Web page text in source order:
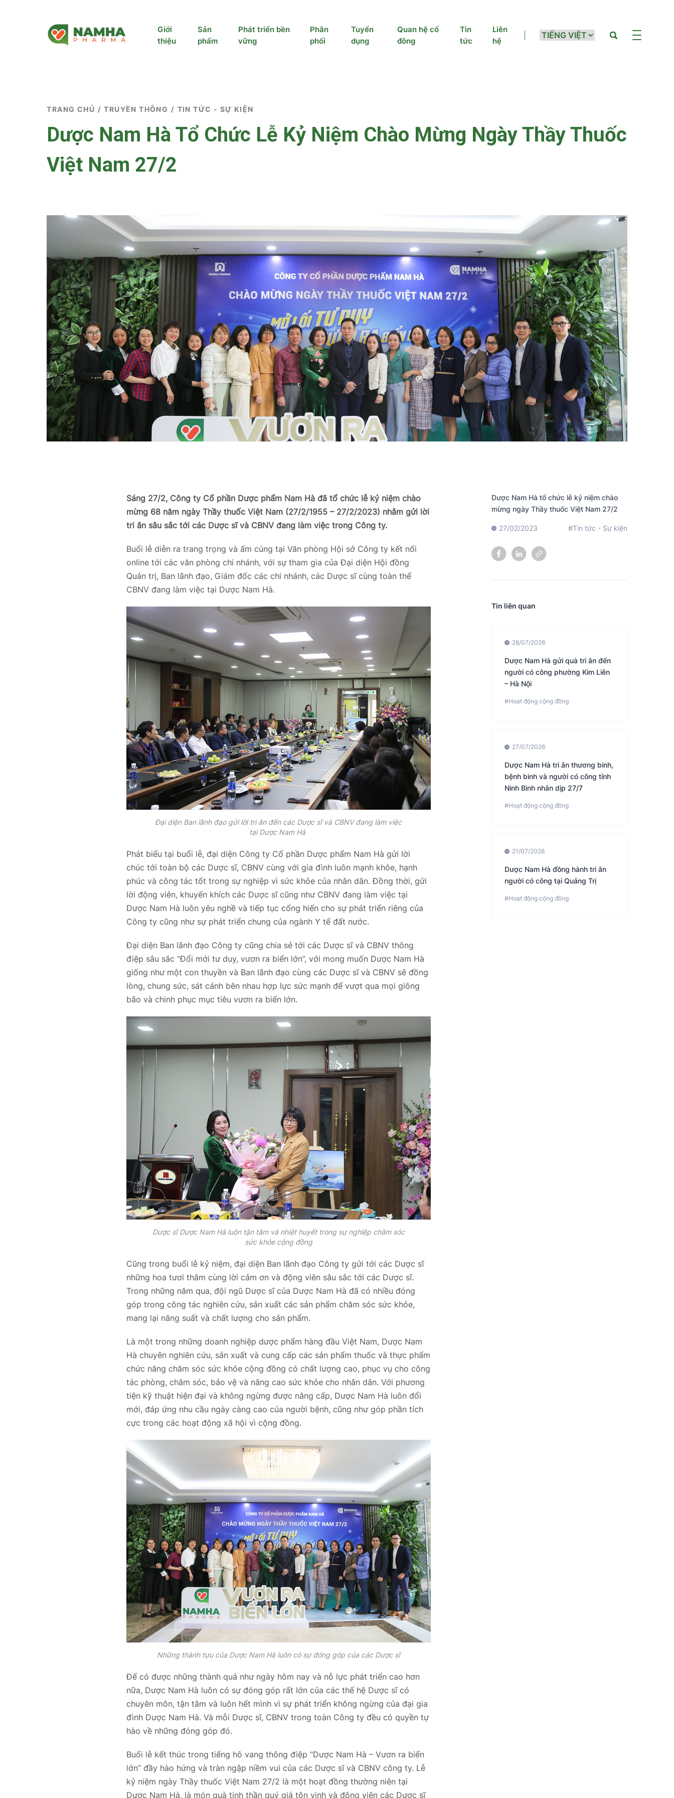
Giới
thiệu
Sản
phẩm
Phát triển bền
vững
Phân
phối
Tuyển
dụng
Quan hệ cổ
đông
Tin
tức
Liên
hệ
TRANG CHỦ / TRUYỀN THÔNG / TIN TỨC - SỰ KIỆN
Dược Nam Hà Tổ Chức Lễ Kỷ Niệm Chào Mừng Ngày Thầy Thuốc
Việt Nam 27/2
Sáng 27/2, Công ty Cổ phần Dược phẩm Nam Hà đã tổ chức lễ kỷ niệm chào
mừng 68 năm ngày Thầy thuốc Việt Nam (27/2/1955 – 27/2/2023) nhằm gửi lời
tri ân sâu sắc tới các Dược sĩ và CBNV đang làm việc trong Công ty.
Buổi lễ diễn ra trang trọng và ấm cúng tại Văn phòng Hội sở Công ty kết nối
online tới các văn phòng chi nhánh, với sự tham gia của Đại diện Hội đồng
Quản trị, Ban lãnh đạo, Giám đốc các chi nhánh, các Dược sĩ cùng toàn thể
CBNV đang làm việc tại Dược Nam Hà.
Đại diện Ban lãnh đạo gửi lời tri ân đến các Dược sĩ và CBNV đang làm việc
tại Dược Nam Hà
Phát biểu tại buổi lễ, đại diện Công ty Cổ phần Dược phẩm Nam Hà gửi lời
chúc tới toàn bộ các Dược sĩ, CBNV cùng với gia đình luôn mạnh khỏe, hạnh
phúc và công tác tốt trong sự nghiệp vì sức khỏe của nhân dân. Đồng thời, gửi
lời động viên, khuyến khích các Dược sĩ cũng như CBNV đang làm việc tại
Dược Nam Hà luôn yêu nghề và tiếp tục cống hiến cho sự phát triển riêng của
Công ty cũng như sự phát triển chung của ngành Y tế đất nước.
Đại diện Ban lãnh đạo Công ty cũng chia sẻ tới các Dược sĩ và CBNV thông
điệp sâu sắc “Đổi mới tư duy, vươn ra biển lớn”, với mong muốn Dược Nam Hà
giống như một con thuyền và Ban lãnh đạo cùng các Dược sĩ và CBNV sẽ đồng
lòng, chung sức, sát cánh bên nhau hợp lực sức mạnh để vượt qua mọi giông
bão và chinh phục mục tiêu vươn ra biển lớn.
Dược sĩ Dược Nam Hà luôn tận tâm và nhiệt huyết trong sự nghiệp chăm sóc
sức khỏe cộng đồng
Cũng trong buổi lễ kỷ niệm, đại diện Ban lãnh đạo Công ty gửi tới các Dược sĩ
những hoa tươi thắm cùng lời cảm ơn và động viên sâu sắc tới các Dược sĩ.
Trong những năm qua, đội ngũ Dược sĩ của Dược Nam Hà đã có nhiều đóng
góp trong công tác nghiên cứu, sản xuất các sản phẩm chăm sóc sức khỏe,
mang lại năng suất và chất lượng cho sản phẩm.
Là một trong những doanh nghiệp dược phẩm hàng đầu Việt Nam, Dược Nam
Hà chuyên nghiên cứu, sản xuất và cung cấp các sản phẩm thuốc và thực phẩm
chức năng chăm sóc sức khỏe cộng đồng có chất lượng cao, phục vụ cho công
tác phòng, chăm sóc, bảo vệ và nâng cao sức khỏe cho nhân dân. Với phương
tiện kỹ thuật hiện đại và không ngừng được nâng cấp, Dược Nam Hà luôn đổi
mới, đáp ứng nhu cầu ngày càng cao của người bệnh, cũng như góp phần tích
cực trong các hoạt động xã hội vì cộng đồng.
Những thành tựu của Dược Nam Hà luôn có sự đóng góp của các Dược sĩ
Để có được những thành quả như ngày hôm nay và nỗ lực phát triển cao hơn
nữa, Dược Nam Hà luôn có sự đóng góp rất lớn của các thế hệ Dược sĩ có
chuyên môn, tận tâm và luôn hết mình vì sự phát triển không ngừng của đại gia
đình Dược Nam Hà. Và mỗi Dược sĩ, CBNV trong toàn Công ty đều có quyền tự
hào về những đóng góp đó.
Buổi lễ kết thúc trong tiếng hô vang thông điệp “Dược Nam Hà – Vươn ra biển
lớn” đầy hào hứng và tràn ngập niềm vui của các Dược sĩ và CBNV công ty. Lễ
kỷ niệm ngày Thầy thuốc Việt Nam 27/2 là một hoạt đồng thường niên tại
Dược Nam Hà, là món quà tinh thần quý giá tôn vinh và động viên các Dược sĩ
Dược Nam Hà tổ chức lễ kỷ niệm chào
mừng ngày Thầy thuốc Việt Nam 27/2
27/02/2023 #Tin tức - Sự kiện
Tin liên quan
28/07/2026
Dược Nam Hà gửi quà tri ân đến
người có công phường Kim Liên
– Hà Nội
#Hoạt động cộng đồng
27/07/2026
Dược Nam Hà tri ân thương binh,
bệnh binh và người có công tỉnh
Ninh Bình nhân dịp 27/7
#Hoạt động cộng đồng
21/07/2026
Dược Nam Hà đồng hành tri ân
người có công tại Quảng Trị
#Hoạt động cộng đồng